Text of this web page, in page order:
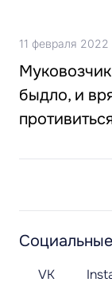
11 февраля 2022
быдло, и
VK